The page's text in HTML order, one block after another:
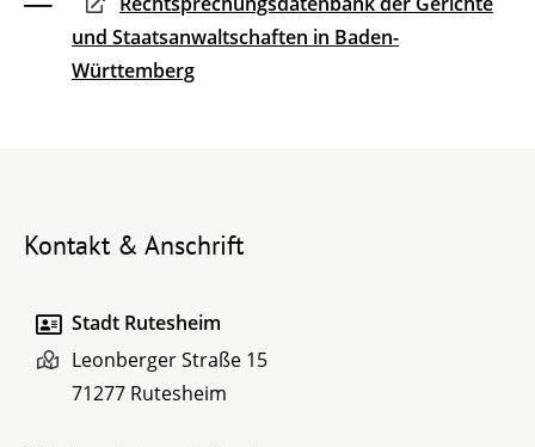
und Staatsanwaltschaften in Baden-
Württemberg
Kontakt & Anschrift
Stadt Rutesheim
Leonberger Straße 15
71277 Rutesheim